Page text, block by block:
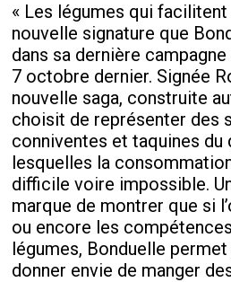
« Les légumes qui facilitent
nouvelle signature que
dans sa dernière
7 octobre dernier. Signée
nouvelle saga, construite
choisit de représenter des
conniventes et taquines du
lesquelles la
difficile voire impossible.
marque de montrer que si
ou encore les
légumes, Bonduelle
donner envie de manger